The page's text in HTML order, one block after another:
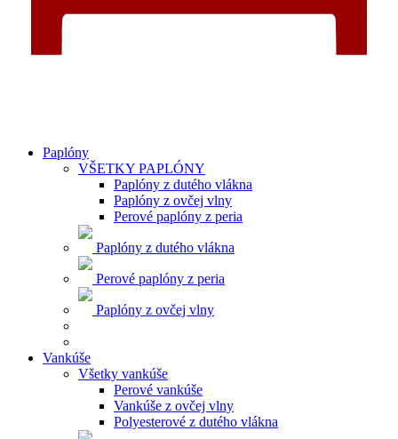
Paplóny
VŠETKY PAPLÓNY
Paplóny z dutého vlákna
Paplóny z ovčej vlny
Perové paplóny z peria
Paplóny z dutého vlákna
Perové paplóny z peria
Paplóny z ovčej vlny
Vankúše
Všetky vankúše
Perové vankúše
Vankúše z ovčej vlny
Polyesterové z dutého vlákna